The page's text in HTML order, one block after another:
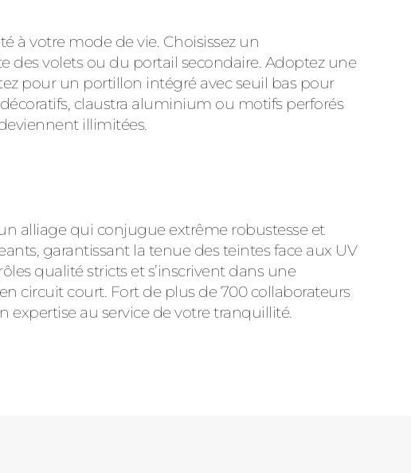
à votre mode de vie. Choisissez un
volets ou du portail secondaire. Adoptez une
pour un portillon intégré avec seuil bas pour
claustra aluminium ou motifs perforés
illimitées.
alliage qui conjugue extrême robustesse et
garantissant la tenue des teintes face aux UV
qualité stricts et s’inscrivent dans une
circuit court. Fort de plus de 700 collaborateurs
expertise au service de votre tranquillité.